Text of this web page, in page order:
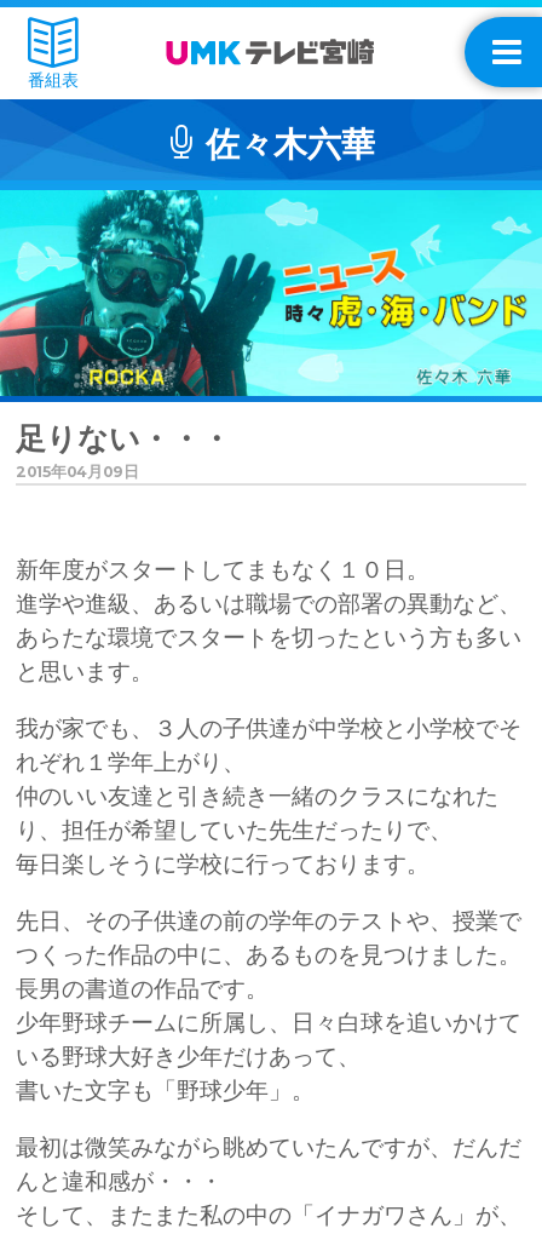
番組表
佐々木六華
足りない・・・
2015年04月09日
新年度がスタートしてまもなく１０日。
進学や進級、あるいは職場での部署の異動など、
あらたな環境でスタートを切ったという方も多い
と思います。
我が家でも、３人の子供達が中学校と小学校でそ
れぞれ１学年上がり、
仲のいい友達と引き続き一緒のクラスになれた
り、担任が希望していた先生だったりで、
毎日楽しそうに学校に行っております。
先日、その子供達の前の学年のテストや、授業で
つくった作品の中に、あるものを見つけました。
長男の書道の作品です。
少年野球チームに所属し、日々白球を追いかけて
いる野球大好き少年だけあって、
書いた文字も「野球少年」。
最初は微笑みながら眺めていたんですが、だんだ
んと違和感が・・・
そして、またまた私の中の「イナガワさん」が、